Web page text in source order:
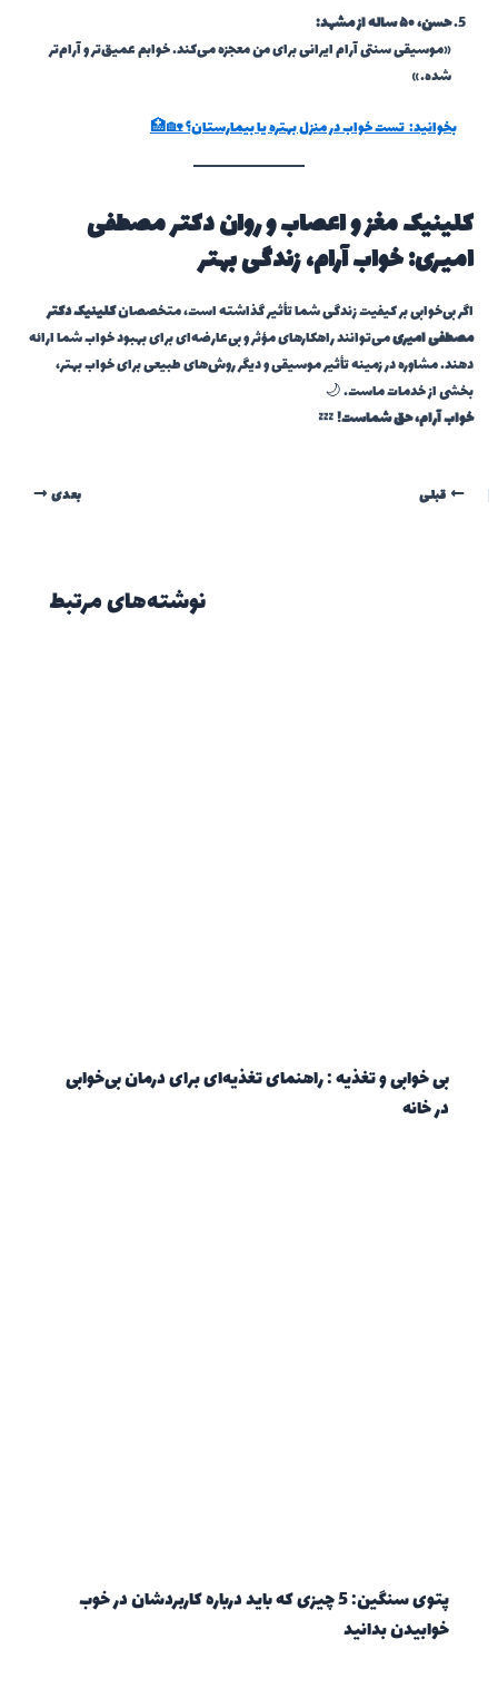
حسن، ۵۰ ساله از مشهد:
«موسیقی سنتی آرام ایرانی برای من معجزه می‌کند. خوابم عمیق‌تر و آرام‌تر
شده.»
بخوانید:تست خواب در منزل بهتره یا بیمارستان؟ 🏡🏥
کلینیک مغز و اعصاب و روان دکتر مصطفی
امیری: خواب آرام، زندگی بهتر
اگر بی‌خوابی بر کیفیت زندگی شما تأثیر گذاشته است، متخصصانکلینیک دکتر
مصطفی امیریمی‌توانند راهکارهای مؤثر و بی‌عارضه‌ای برای بهبود خواب شما ارائه
دهند. مشاوره در زمینه تأثیر موسیقی و دیگر روش‌های طبیعی برای خواب بهتر،
بخشی از خدمات ماست. 🌙
خواب آرام، حق شماست!💤
قبلی بعدی
نوشته‌های مرتبط
بی خوابی و تغذیه : راهنمای تغذیه‌ای برای درمان بی‌خوابی
در خانه
پتوی سنگین: 5 چیزی که باید درباره کاربردشان در خوب
خوابیدن بدانید